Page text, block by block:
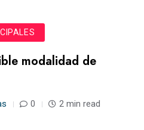
modalidad de
0 2 min read